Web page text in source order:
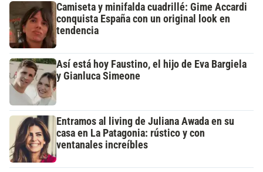
Camiseta y minifalda cuadrillé: Gime Accardi
conquista España con un original look en
tendencia
Así está hoy Faustino, el hijo de Eva Bargiela
y Gianluca Simeone
Entramos al living de Juliana Awada en su
casa en La Patagonia: rústico y con
ventanales increíbles